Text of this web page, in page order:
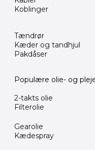
Koblinger
Tændrør
Kæder og tandhjul
Pakdåser
Populære olie- og
2-takts olie
Filterolie
Gearolie
Kædespray